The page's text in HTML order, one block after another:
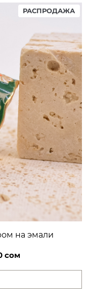
РАСПРОДАЖА
ON
на эмали
сомТекущая
цена: